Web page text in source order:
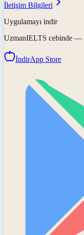
İletişim Bilgileri
Uygulamayı indir
UzmanIELTS cebinde —
İndirApp Store